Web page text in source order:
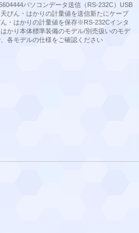
パソコンデータ送信（RS-232C）USB
びん・はかりの計量値を送信新たにケーブ
・はかりの計量値を保存※RS-232Cインタ
かり本体標準装備のモデル/別売扱いのモデ
各モデルの仕様をご確認ください